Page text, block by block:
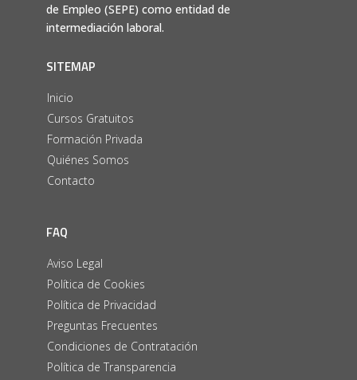
de Empleo (SEPE) como entidad de
intermediación laboral.
SITEMAP
Inicio
Cursos Gratuitos
Formación Privada
Quiénes Somos
Contacto
FAQ
Aviso Legal
Política de Cookies
Política de Privacidad
Preguntas Frecuentes
Condiciones de Contratación
Política de Transparencia